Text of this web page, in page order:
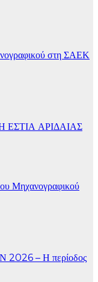
στη ΣΑΕΚ
ΑΡΙΔΑΙΑΣ
Μηχανογραφικού
– Η περίοδος